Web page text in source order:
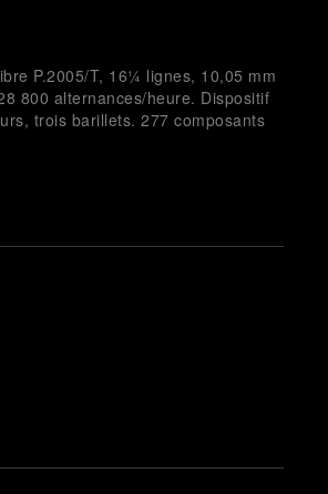
P.2005/T, 16¼ lignes, 10,05 mm
800 alternances/heure. Dispositif
trois barillets. 277 composants